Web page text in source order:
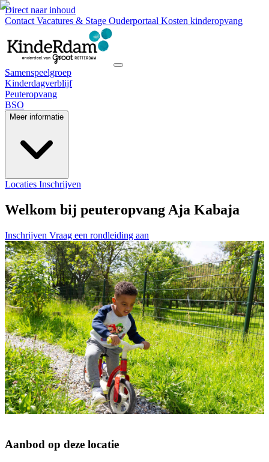
Direct naar inhoud
Contact Vacatures & Stage Ouderportaal Kosten kinderopvang
Samenspeelgroep
Kinderdagverblijf
Peuteropvang
BSO
Meer informatie
Locaties Inschrijven
Welkom bij peuteropvang Aja Kabaja
Inschrijven Vraag een rondleiding aan
Aanbod op deze locatie